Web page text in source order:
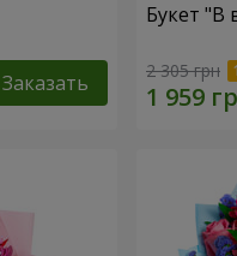
Заказать
Букет "В
2 305 грн